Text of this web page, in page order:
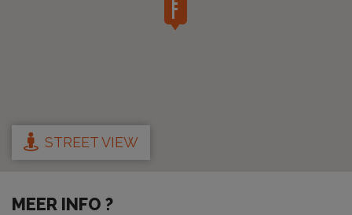
STREET VIEW
MEER INFO ?